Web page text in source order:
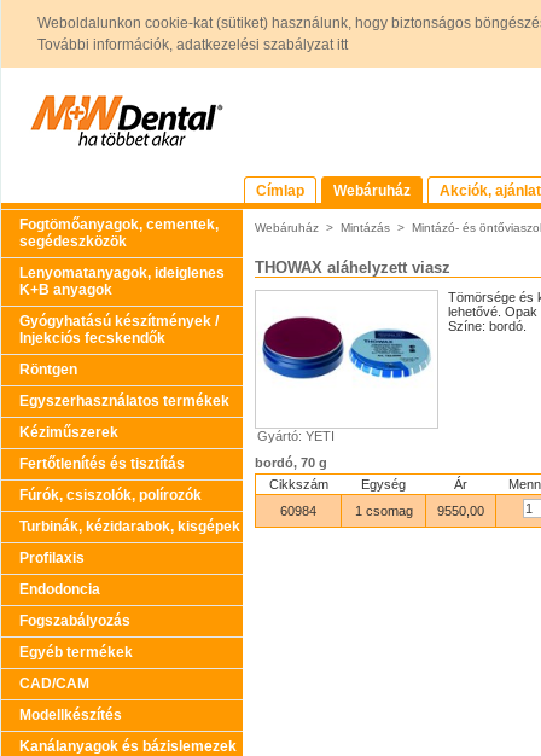
Weboldalunkon cookie-kat (sütiket) használunk, hogy biztonságos
További információk, adatkezelési szabályzat itt
Címlap Webáruház
Akciók,
Fogtömőanyagok, cementek,
segédeszközök
Lenyomatanyagok, ideiglenes
K+B anyagok
Gyógyhatású készítmények /
Injekciós fecskendők
Röntgen
Egyszerhasználatos termékek
Kéziműszerek
Fertőtlenítés és tisztítás
Fúrók, csiszolók, polírozók
Turbinák, kézidarabok, kisgépek
Profilaxis
Endodoncia
Fogszabályozás
Egyéb termékek
CAD/CAM
Modellkészítés
Kanálanyagok és bázislemezek
Webáruház > Mintázás > Mintázó- és
THOWAX aláhelyzett viasz
Gyártó: YETI
Tömörsége és
lehetővé.
Színe: bordó.
bordó, 70 g
Cikkszám
Egység Ár
60984
1 csomag 9550,00